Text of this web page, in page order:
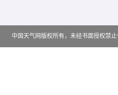
中国天气网版权所有，未经书面授权